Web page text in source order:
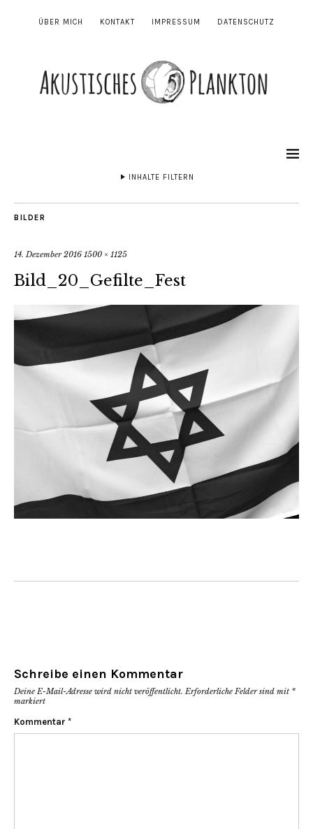
ÜBER MICH KONTAKT IMPRESSUM DATENSCHUTZ
INHALTE FILTERN
BILDER
14. Dezember 2016 1500 × 1125
Bild_20_Gefilte_Fest
Schreibe einen Kommentar
Deine E-Mail-Adresse wird nicht veröffentlicht. Erforderliche Felder sind mit *
markiert
Kommentar *